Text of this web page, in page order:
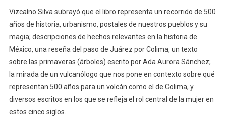
Vizcaíno Silva subrayó que el libro representa un recorrido de 500
años de historia, urbanismo, postales de nuestros pueblos y su
magia; descripciones de hechos relevantes en la historia de
México, una reseña del paso de Juárez por Colima, un texto
sobre las primaveras (árboles) escrito por Ada Aurora Sánchez;
la mirada de un vulcanólogo que nos pone en contexto sobre qué
representan 500 años para un volcán como el de Colima, y
diversos escritos en los que se refleja el rol central de la mujer en
estos cinco siglos.